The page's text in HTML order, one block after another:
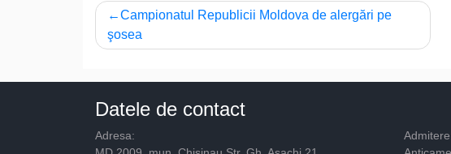
Navigare
în
articole
Campionatul Republicii Moldova de alergări pe
şosea
Datele de contact
Adresa: